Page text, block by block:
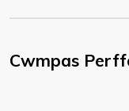
Cwmpas